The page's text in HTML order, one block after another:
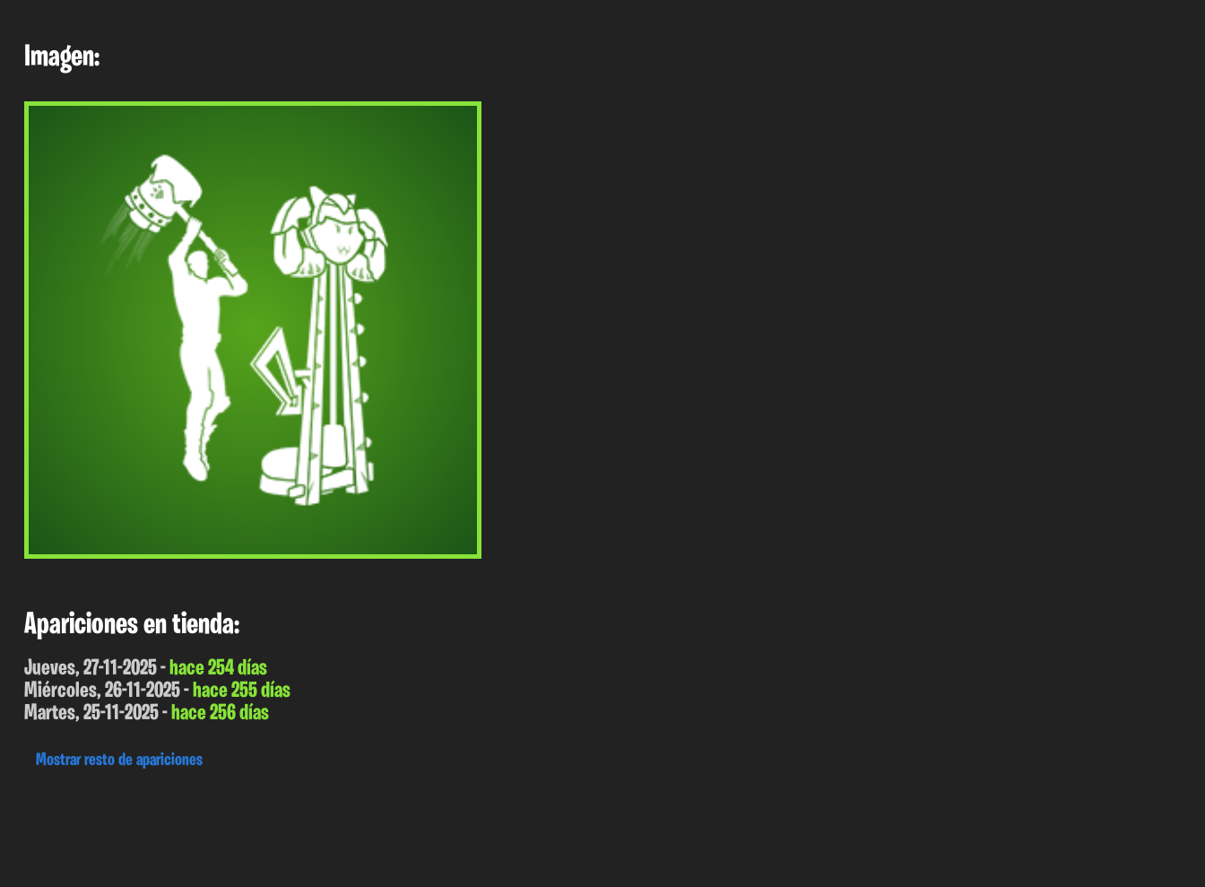
Imagen:
Apariciones en tienda:
Jueves, 27-11-2025 -hace 254 días
Miércoles, 26-11-2025 -hace 255 días
Martes, 25-11-2025 -hace 256 días
Mostrar resto de apariciones